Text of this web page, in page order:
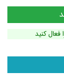
کنید